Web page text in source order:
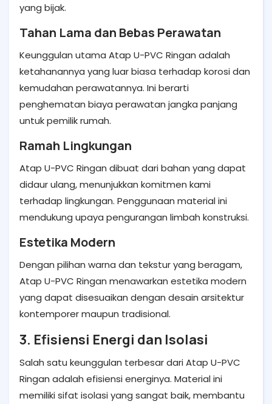
yang bijak.
Tahan Lama dan Bebas Perawatan
Keunggulan utama Atap U-PVC Ringan adalah
ketahanannya yang luar biasa terhadap korosi dan
kemudahan perawatannya. Ini berarti
penghematan biaya perawatan jangka panjang
untuk pemilik rumah.
Ramah Lingkungan
Atap U-PVC Ringan dibuat dari bahan yang dapat
didaur ulang, menunjukkan komitmen kami
terhadap lingkungan. Penggunaan material ini
mendukung upaya pengurangan limbah konstruksi.
Estetika Modern
Dengan pilihan warna dan tekstur yang beragam,
Atap U-PVC Ringan menawarkan estetika modern
yang dapat disesuaikan dengan desain arsitektur
kontemporer maupun tradisional.
3. Efisiensi Energi dan Isolasi
Salah satu keunggulan terbesar dari Atap U-PVC
Ringan adalah efisiensi energinya. Material ini
memiliki sifat isolasi yang sangat baik, membantu